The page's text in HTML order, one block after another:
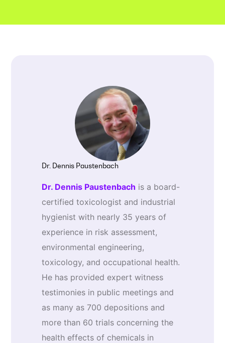
Dr. Dennis Paustenbach
Dr. Dennis Paustenbach is a board-
certified toxicologist and industrial
hygienist with nearly 35 years of
experience in risk assessment,
environmental engineering,
toxicology, and occupational health.
He has provided expert witness
testimonies in public meetings and
as many as 700 depositions and
more than 60 trials concerning the
health effects of chemicals in